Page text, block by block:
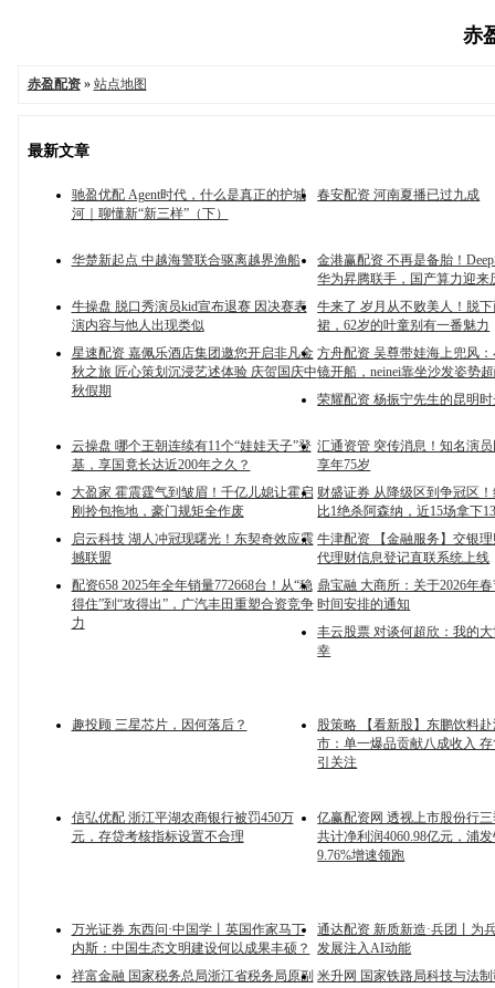
赤
赤盈配资» 站点地图
最新文章
驰盈优配 Agent时代，什么是真正的护城
河｜聊懂新“新三样”（下）
春安配资 河南夏播已过九成
华楚新起点 中越海警联合驱离越界渔船
金港赢配资 不再是备胎！
华为昇腾联手，国产算力迎来
牛操盘 脱口秀演员kid宣布退赛 因决赛表
演内容与他人出现类似
牛来了 岁月从不败美人！脱
裙，62岁的叶童别有一番魅力
星速配资 嘉佩乐酒店集团邀您开启非凡金
秋之旅 匠心策划沉浸艺述体验 庆贺国庆中
秋假期
方舟配资 吴尊带娃海上兜风
镜开船，neinei靠坐沙发姿势
荣耀配资 杨振宁先生的昆明
云操盘 哪个王朝连续有11个“娃娃天子”登
基，享国竟长达近200年之久？
汇通资管 突传消息！知名演
享年75岁
大盈家 霍震霆气到皱眉！千亿儿媳让霍启
刚拎包拖地，豪门规矩全作废
财盛证券 从降级区到争冠区
比1绝杀阿森纳，近15场拿下
启云科技 湖人冲冠现曙光！东契奇效应震
撼联盟
牛津配资 【金融服务】交银
代理财信息登记直联系统上线
配资658 2025年全年销量772668台！从“稳
得住”到“攻得出”，广汽丰田重塑合资竞争
力
鼎宝融 大商所：关于2026年
时间安排的通知
丰云股票 对谈何超欣：我的
幸
趣投顾 三星芯片，因何落后？
股策略 【看新股】东鹏饮料
市：单一爆品贡献八成收入
引关注
信弘优配 浙江平湖农商银行被罚450万
元，存贷考核指标设置不合理
亿赢配资网 透视上市股份行
共计净利润4060.98亿元，浦
9.76%增速领跑
万光证券 东西问·中国学丨英国作家马丁
内斯：中国生态文明建设何以成果丰硕？
通达配资 新质新造·兵团丨为
发展注入AI动能
祥富金融 国家税务总局浙江省税务局原副 米升网 国家铁路局科技与法